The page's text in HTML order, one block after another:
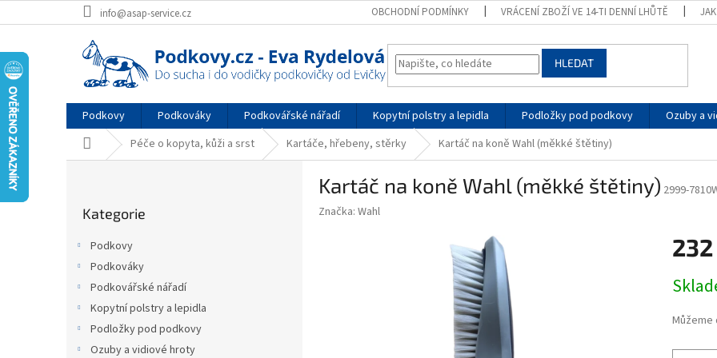
na
info@asap-service.cz OBCHODNÍ PODMÍNKY VRÁCENÍ ZBOŽÍ VE 14-TI DENNÍ LHŮTĚ
HLEDAT
Podkovy Podkováky Podkovářské nářadí Kopytní polstry a lepidla Podložky pod podkovy Ozuby a
Domů Péče o kopyta, kůži a srst Kartáče, hřebeny, stěrky Kartáč na koně Wahl (měkké štětiny)
kategorie
Kategorie
Podkovy
Podkováky
Podkovářské nářadí
Kopytní polstry a lepidla
Podložky pod podkovy
Ozuby a vidiové hroty
Kartáč na koně Wahl (měkké štětiny) 2999-
Značka: Wahl
232
cena:
Můžeme